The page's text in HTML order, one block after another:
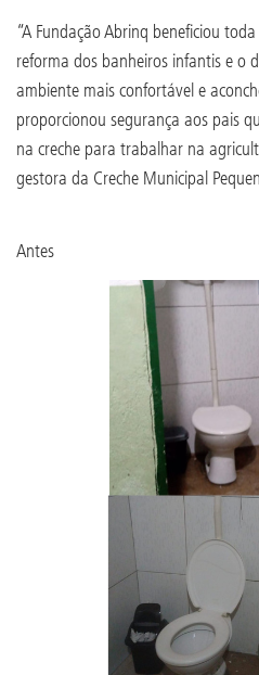
“A Fundação Abrinq beneficiou
reforma dos banheiros infantis e o
ambiente mais confortável e
proporcionou segurança aos pais
na creche para trabalhar na
gestora da Creche Municipal
Antes